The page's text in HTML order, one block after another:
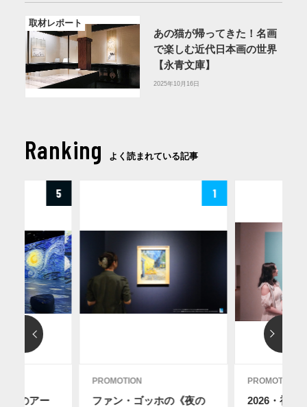
取材レポート
あの猫が帰ってきた！名画
で楽しむ近代日本画の世界
【永青文庫】
2025年10月16日
Ranking よく読まれている記事
5
ィのアー
1
PROMOTION
ファン・ゴッホの《夜の
PROMOTION
2026・初め